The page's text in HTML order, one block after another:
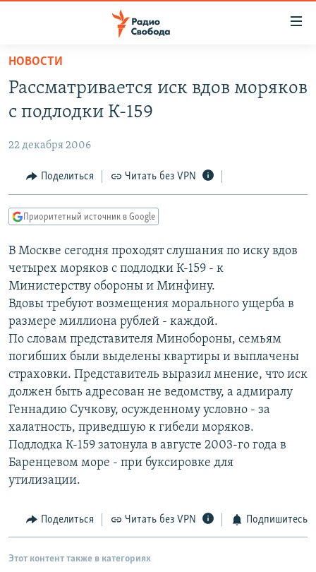
упрощенного
доступа
основному
Вернутся
главной
навигации
Вернутся
поиску
ЦИТАТЫ СВОБОДЫ
МНЕНИЯ
IDEL.РЕАЛИИ
КАВКАЗ.РЕАЛИИ
СЕВЕР.РЕАЛИИ
СИБИРЬ.РЕАЛИИ
РАСПИСАНИЕ ВЕЩАНИЯ
ПОДПИШИТЕСЬ НА РАССЫЛКУ
СОЦИАЛЬНЫЕ СЕТИ
Все сайты РСЕ/РС
НОВОСТИ
Рассматривается иск вдов моряков
с подлодки К-159
22 декабря 2006
Поделиться Читать без VPN
Приоритетный источник в Google
В Москве сегодня проходят слушания по иску вдов
четырех моряков с подлодки К-159 - к
Министерству обороны и Минфину.
Вдовы требуют возмещения морального ущерба в
размере миллиона рублей - каждой.
По словам представителя Минобороны, семьям
погибших были выделены квартиры и выплачены
страховки. Представитель выразил мнение, что иск
должен быть адресован не ведомству, а адмиралу
Геннадию Сучкову, осужденному условно - за
халатность, приведшую к гибели моряков.
Подлодка К-159 затонула в августе 2003-го года в
Баренцевом море - при буксировке для
утилизации.
Поделиться Читать без VPN Подпишитесь
Этот контент также в категориях